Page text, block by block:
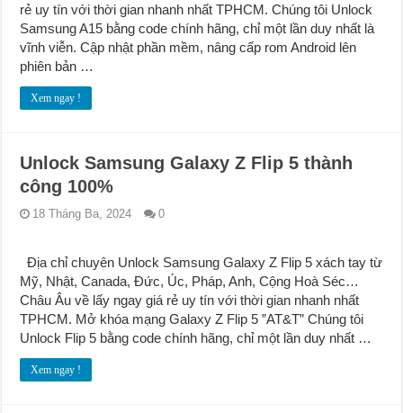
rẻ uy tín với thời gian nhanh nhất TPHCM. Chúng tôi Unlock
Samsung A15 bằng code chính hãng, chỉ một lần duy nhất là
vĩnh viễn. Cập nhật phần mềm, nâng cấp rom Android lên
phiên bản …
Xem ngay !
Unlock Samsung Galaxy Z Flip 5 thành
công 100%
18 Tháng Ba, 2024 0
Địa chỉ chuyên Unlock Samsung Galaxy Z Flip 5 xách tay từ
Mỹ, Nhật, Canada, Đức, Úc, Pháp, Anh, Cộng Hoà Séc…
Châu Âu về lấy ngay giá rẻ uy tín với thời gian nhanh nhất
TPHCM. Mở khóa mạng Galaxy Z Flip 5 ”AT&T” Chúng tôi
Unlock Flip 5 bằng code chính hãng, chỉ một lần duy nhất …
Xem ngay !